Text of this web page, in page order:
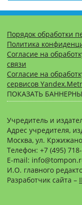
Порядок обработки
Политика
Согласие на
связи
Согласие на
сервисов
ПОКАЗАТЬ
Учредитель и
Адрес учредителя,
Москва, ул.
Телефон: +7 (495)
E-mail:
И.О. главного
Разработчик сайта –